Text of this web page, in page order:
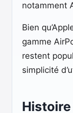
notamment
Bien
gamme
restent
simplicité
Histoire